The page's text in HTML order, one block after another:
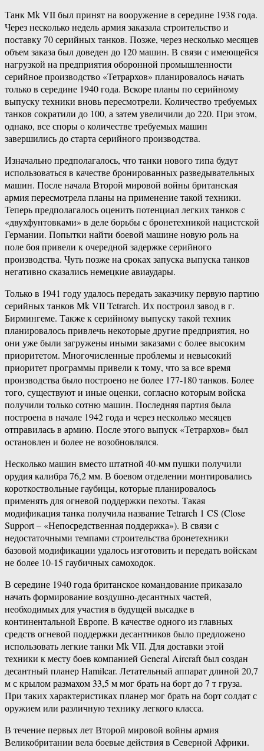
Танк Mk VII был принят на вооружение в середине 1938 года.
Через несколько недель армия заказала строительство и
поставку 70 серийных танков. Позже, через несколько месяцев
объем заказа был доведен до 120 машин. В связи с имеющейся
нагрузкой на предприятия оборонной промышленности
серийное производство «Тетрархов» планировалось начать
только в середине 1940 года. Вскоре планы по серийному
выпуску техники вновь пересмотрели. Количество требуемых
танков сократили до 100, а затем увеличили до 220. При этом,
однако, все споры о количестве требуемых машин
завершились до старта серийного производства.
Изначально предполагалось, что танки нового типа будут
использоваться в качестве бронированных разведывательных
машин. После начала Второй мировой войны британская
армия пересмотрела планы на применение такой техники.
Теперь предполагалось оценить потенциал легких танков с
«двухфунтовками» в деле борьбы с бронетехникой нацистской
Германии. Попытки найти боевой машине новую роль на
поле боя привели к очередной задержке серийного
производства. Чуть позже на сроках запуска выпуска танков
негативно сказались немецкие авиаудары.
Только в 1941 году удалось передать заказчику первую партию
серийных танков Mk VII Tetrarch. Их построил завод в г.
Бирмингеме. Также к серийному выпуску такой техник
планировалось привлечь некоторые другие предприятия, но
они уже были загружены иными заказами с более высоким
приоритетом. Многочисленные проблемы и невысокий
приоритет программы привели к тому, что за все время
производства было построено не более 177-180 танков. Более
того, существуют и иные оценки, согласно которым войска
получили только сотню машин. Последняя партия была
построена в начале 1942 года и через несколько месяцев
отправилась в армию. После этого выпуск «Тетрархов» был
остановлен и более не возобновлялся.
Несколько машин вместо штатной 40-мм пушки получили
орудия калибра 76,2 мм. В боевом отделении монтировались
короткоствольные гаубицы, которые планировалось
применять для огневой поддержки пехоты. Такая
модификация танка получила название Tetrarch 1 CS (Close
Support – «Непосредственная поддержка»). В связи с
недостаточными темпами строительства бронетехники
базовой модификации удалось изготовить и передать войскам
не более 10-15 гаубичных самоходок.
В середине 1940 года британское командование приказало
начать формирование воздушно-десантных частей,
необходимых для участия в будущей высадке в
континентальной Европе. В качестве одного из главных
средств огневой поддержки десантников было предложено
использовать легкие танки Mk VII. Для доставки этой
техники к месту боев компанией General Aircraft был создан
десантный планер Hamilcar. Летательный аппарат длиной 20,7
м с крылом размахом 33,5 м мог брать на борт до 7 т груза.
При таких характеристиках планер мог брать на борт солдат с
оружием или различную технику легкого класса.
В течение первых лет Второй мировой войны армия
Великобритании вела боевые действия в Северной Африки.